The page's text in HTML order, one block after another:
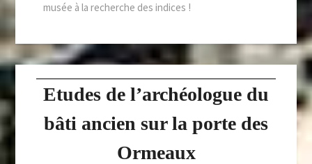
musée à la recherche des indices !
Etudes de l’archéologue du
bâti ancien sur la porte des
Ormeaux